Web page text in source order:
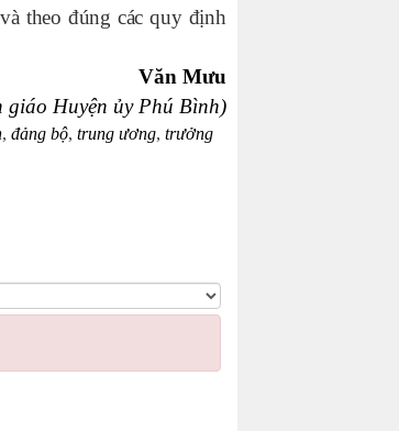
theo đúng các quy định
Văn Mưu
giáo Huyện ủy Phú Bình)
, đảng bộ, trung ương, trưởng